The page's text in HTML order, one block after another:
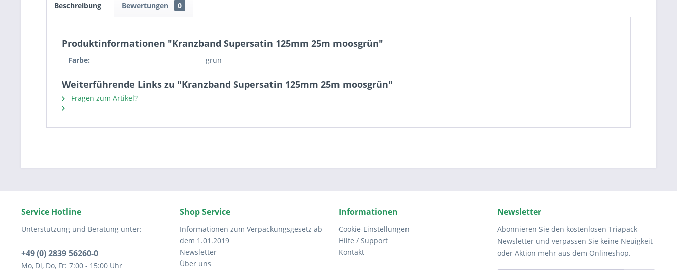
Beschreibung Bewertungen 0
Produktinformationen "Kranzband Supersatin 125mm 25m moosgrün"
Farbe: grün
Weiterführende Links zu "Kranzband Supersatin 125mm 25m moosgrün"
Fragen zum Artikel?
Service Hotline
Unterstützung und Beratung unter:
+49 (0) 2839 56260-0
Mo, Di, Do, Fr: 7:00 - 15:00 Uhr
Shop Service
Informationen zum Verpackungsgesetz ab
dem 1.01.2019
Newsletter
Über uns
Informationen
Cookie-Einstellungen
Hilfe / Support
Kontakt
Newsletter
Abonnieren Sie den kostenlosen Triapack-
Newsletter und verpassen Sie keine Neuigkeit
oder Aktion mehr aus dem Onlineshop.